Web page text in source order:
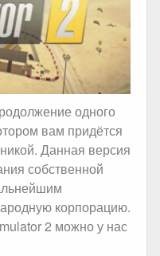
одного
вам придётся
Данная версия
собственной
корпорацию.
2 можно у нас